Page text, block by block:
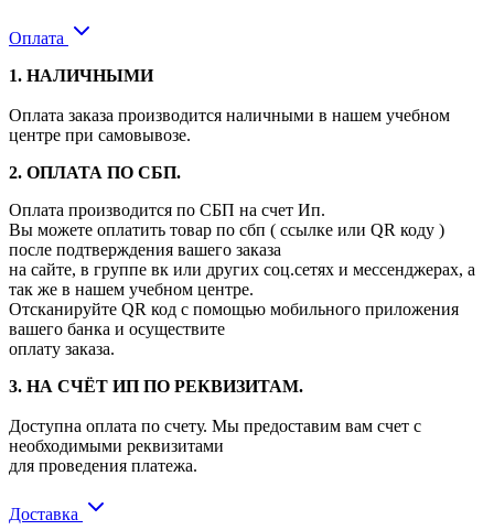
Оплата
1. НАЛИЧНЫМИ
Оплата заказа производится наличными в нашем учебном
центре при самовывозе.
2. ОПЛАТА ПО СБП.
Оплата производится по СБП на счет Ип.
Вы можете оплатить товар по сбп ( ссылке или QR коду )
после подтверждения вашего заказа
на сайте, в группе вк или других соц.сетях и мессенджерах, а
так же в нашем учебном центре.
Отсканируйте QR код с помощью мобильного приложения
вашего банка и осуществите
оплату заказа.
3. НА СЧЁТ ИП ПО РЕКВИЗИТАМ.
Доступна оплата по счету. Мы предоставим вам счет с
необходимыми реквизитами
для проведения платежа.
Доставка